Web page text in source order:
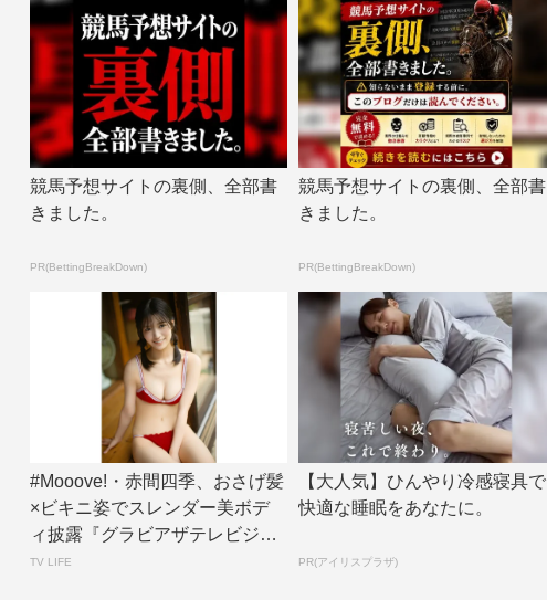
競馬予想サイトの裏側、全部書
きました。
PR(BettingBreakDown)
競馬予想サイトの裏側、全部書
きました。
PR(BettingBreakDown)
#Mooove!・赤間四季、おさげ髪
×ビキニ姿でスレンダー美ボデ
ィ披露『グラビアザテレビジョ
ン』アザ...
TV LIFE
【大人気】ひんやり冷感寝具で
快適な睡眠をあなたに。
PR(アイリスプラザ)